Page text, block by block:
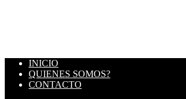
INICIO
QUIENES SOMOS?
CONTACTO